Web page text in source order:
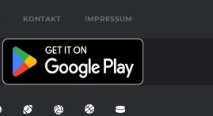
KONTAKT IMPRESSUM